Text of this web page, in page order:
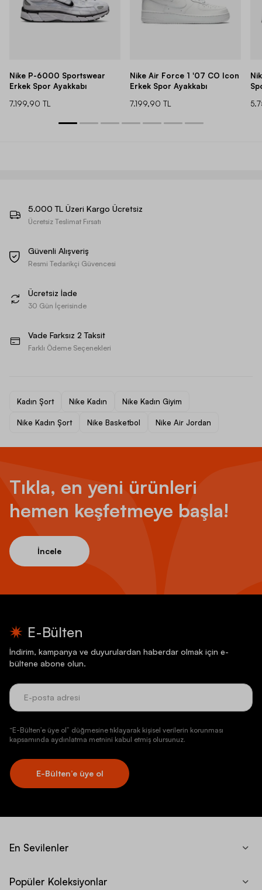
Nike P-6000 Sportswear
Erkek Spor Ayakkabı
7.199,90 TL
Nike Air Force 1 '07 CO Icon
Erkek Spor Ayakkabı
7.199,90 TL
5.000 TL Üzeri Kargo Ücretsiz
Ücretsiz Teslimat Fırsatı
Güvenli Alışveriş
Resmi Tedarikçi Güvencesi
Ücretsiz İade
30 Gün İçerisinde
Vade Farksız 2 Taksit
Farklı Ödeme Seçenekleri
Kadın Şort Nike Kadın Nike Kadın Giyim
Nike Kadın Şort Nike Basketbol Nike Air Jordan
Tıkla, en yeni ürünleri
hemen keşfetmeye başla!
İncele
E-Bülten
İndirim, kampanya ve duyurulardan haberdar olmak için e-
bültene abone olun.
“E-Bülten’e üye ol” düğmesine tıklayarak kişisel verilerin korunması
kapsamında aydınlatma metnini kabul etmiş olursunuz.
E-Bülten’e üye ol
En Sevilenler
Popüler Koleksiyonlar